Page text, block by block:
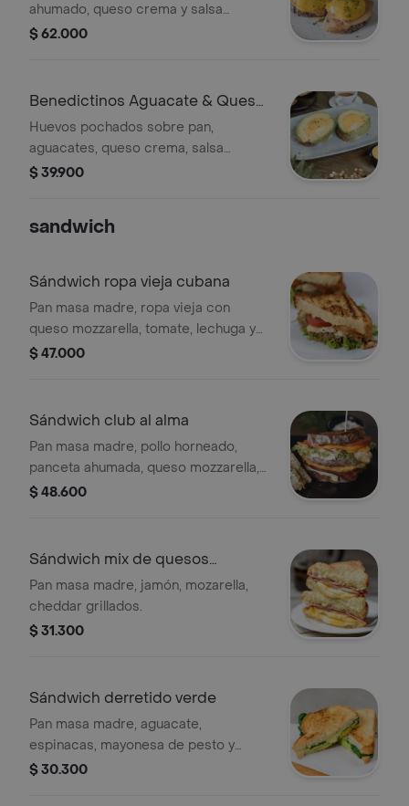
ahumado, queso crema y salsa
holandesa. incluye porción de fruta.
$ 62.000
Benedictinos Aguacate & Queso
Parmesano
Huevos pochados sobre pan,
aguacates, queso crema, salsa
holandesa. incluye porción de fruta.
$ 39.900
sandwich
Sándwich ropa vieja cubana
Pan masa madre, ropa vieja con
queso mozzarella, tomate, lechuga y
mayonesa de mostaza en granos.
$ 47.000
Sándwich club al alma
Pan masa madre, pollo horneado,
panceta ahumada, queso mozzarella,
huevo, queso cheddar, lechuga y
$ 48.600
Sándwich mix de quesos
grillados
Pan masa madre, jamón, mozarella,
cheddar grillados.
$ 31.300
Sándwich derretido verde
Pan masa madre, aguacate,
espinacas, mayonesa de pesto y
queso mozzarella.
$ 30.300